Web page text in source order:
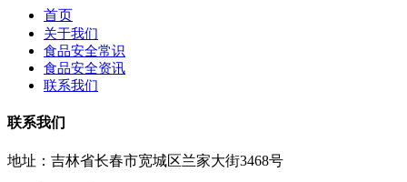
首页
关于我们
食品安全常识
食品安全资讯
联系我们
联系我们
地址：吉林省长春市宽城区兰家大街3468号